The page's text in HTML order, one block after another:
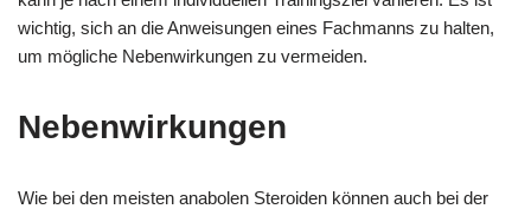
wichtig, sich an die Anweisungen eines Fachmanns zu halten,
um mögliche Nebenwirkungen zu vermeiden.
Nebenwirkungen
Wie bei den meisten anabolen Steroiden können auch bei der